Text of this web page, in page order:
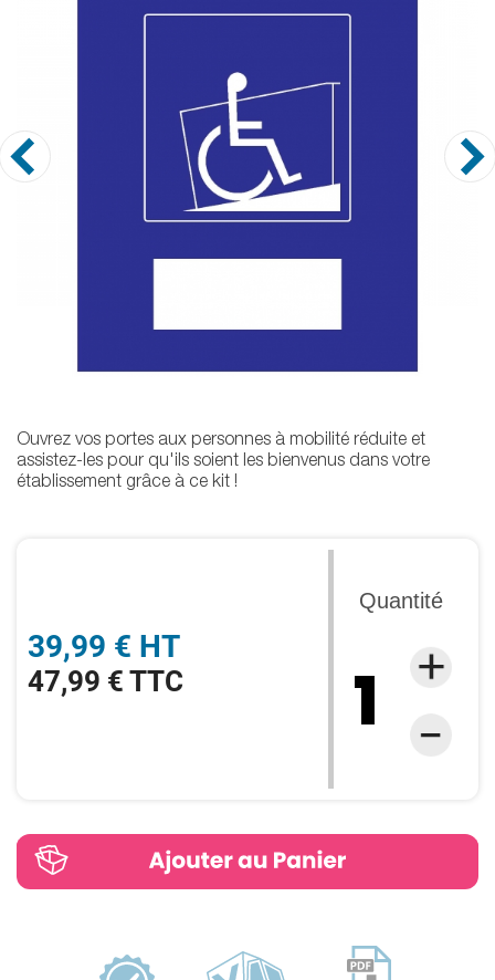
39,99 € HT
47,99 € TTC
Quantité
Ouvrez vos portes aux personnes à mobilité réduite et
assistez-les pour qu'ils soient les bienvenus dans votre
établissement grâce à ce kit !